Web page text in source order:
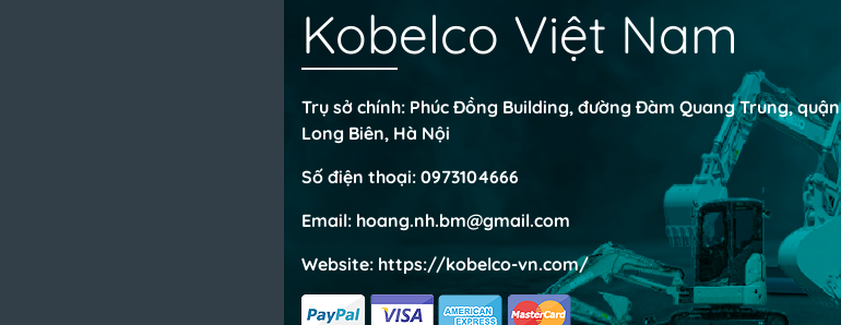
Kobelco Việt Nam
Trụ sở chính: Phúc Đồng Building, đường Đàm Quang Trung, quận
Long Biên, Hà Nội
Số điện thoại: 0973104666
Email: hoang.nh.bm@gmail.com
Website: https://kobelco-vn.com/